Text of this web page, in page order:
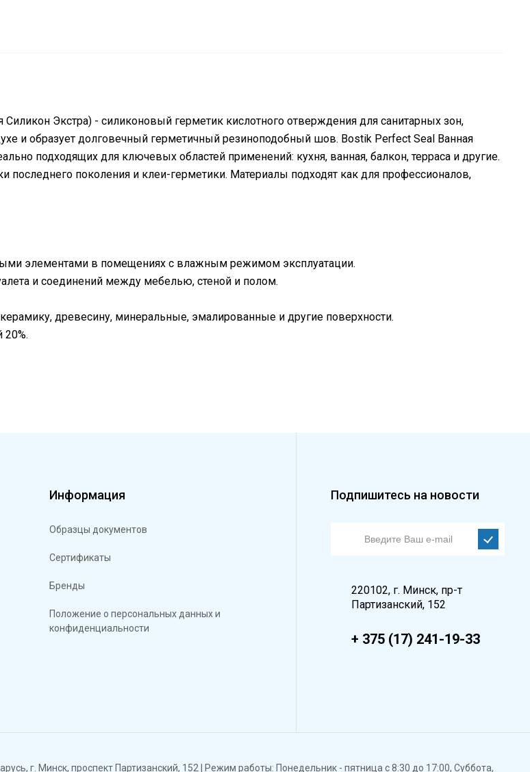
Экстра) - силиконовый герметик кислотного отверждения для санитарных зон,
и образует долговечный герметичный резиноподобный шов. Bostik Perfect Seal Ванная
подходящих для ключевых областей применений: кухня, ванная, балкон, терраса и другие.
поколения и клеи-герметики. Материалы подходят как для профессионалов,
элементами в помещениях с влажным режимом эксплуатации.
и соединений между мебелью, стеной и полом.
древесину, минеральные, эмалированные и другие поверхности.
Информация
Образцы документов
Сертификаты
Бренды
Положение о персональных данных и
конфиденциальности
Подпишитесь на новости
220102, г. Минск, пр-т
Партизанский, 152
+ 375 (17) 241-19-33
г. Минск, проспект Партизанский, 152 | Режим работы: Понедельник - пятница с 8:30 до 17:00, Суббота,